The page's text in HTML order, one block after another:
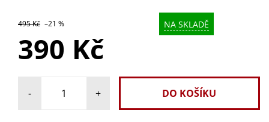
495 Kč –21 % NA SKLADĚ
390 Kč
- +